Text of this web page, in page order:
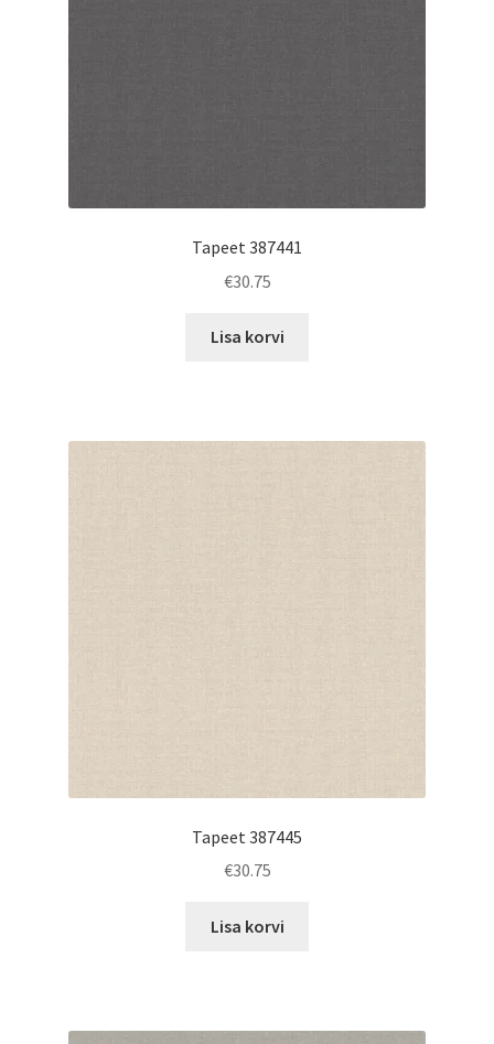
Tapeet 387441
€30.75
Lisa korvi
Tapeet 387445
€30.75
Lisa korvi